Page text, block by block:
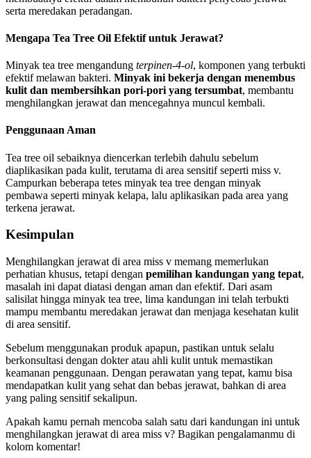
serta meredakan peradangan.
Mengapa Tea Tree Oil Efektif untuk Jerawat?
Minyak tea tree mengandung terpinen-4-ol, komponen yang terbukti
efektif melawan bakteri. Minyak ini bekerja dengan menembus
kulit dan membersihkan pori-pori yang tersumbat, membantu
menghilangkan jerawat dan mencegahnya muncul kembali.
Penggunaan Aman
Tea tree oil sebaiknya diencerkan terlebih dahulu sebelum
diaplikasikan pada kulit, terutama di area sensitif seperti miss v.
Campurkan beberapa tetes minyak tea tree dengan minyak
pembawa seperti minyak kelapa, lalu aplikasikan pada area yang
terkena jerawat.
Kesimpulan
Menghilangkan jerawat di area miss v memang memerlukan
perhatian khusus, tetapi dengan pemilihan kandungan yang tepat,
masalah ini dapat diatasi dengan aman dan efektif. Dari asam
salisilat hingga minyak tea tree, lima kandungan ini telah terbukti
mampu membantu meredakan jerawat dan menjaga kesehatan kulit
di area sensitif.
Sebelum menggunakan produk apapun, pastikan untuk selalu
berkonsultasi dengan dokter atau ahli kulit untuk memastikan
keamanan penggunaan. Dengan perawatan yang tepat, kamu bisa
mendapatkan kulit yang sehat dan bebas jerawat, bahkan di area
yang paling sensitif sekalipun.
Apakah kamu pernah mencoba salah satu dari kandungan ini untuk
menghilangkan jerawat di area miss v? Bagikan pengalamanmu di
kolom komentar!